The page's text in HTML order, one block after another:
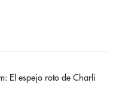
El espejo roto de Charli